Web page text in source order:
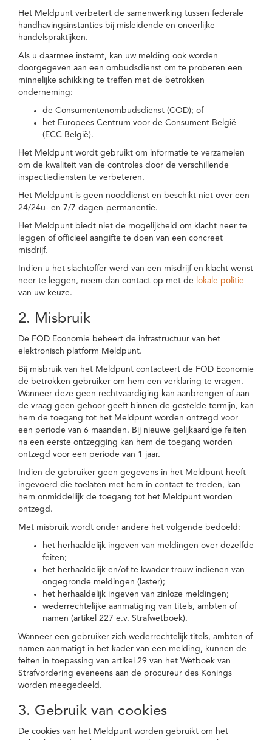
Het Meldpunt verbetert de samenwerking tussen federale
handhavingsinstanties bij misleidende en oneerlijke
handelspraktijken.
Als u daarmee instemt, kan uw melding ook worden
doorgegeven aan een ombudsdienst om te proberen een
minnelijke schikking te treffen met de betrokken
onderneming:
de Consumentenombudsdienst (COD); of
het Europees Centrum voor de Consument België
(ECC België).
Het Meldpunt wordt gebruikt om informatie te verzamelen
om de kwaliteit van de controles door de verschillende
inspectiediensten te verbeteren.
Het Meldpunt is geen nooddienst en beschikt niet over een
24/24u- en 7/7 dagen-permanentie.
Het Meldpunt biedt niet de mogelijkheid om klacht neer te
leggen of officieel aangifte te doen van een concreet
misdrijf.
Indien u het slachtoffer werd van een misdrijf en klacht wenst
neer te leggen, neem dan contact op met de lokale politie
van uw keuze.
2. Misbruik
De FOD Economie beheert de infrastructuur van het
elektronisch platform Meldpunt.
Bij misbruik van het Meldpunt contacteert de FOD Economie
de betrokken gebruiker om hem een verklaring te vragen.
Wanneer deze geen rechtvaardiging kan aanbrengen of aan
de vraag geen gehoor geeft binnen de gestelde termijn, kan
hem de toegang tot het Meldpunt worden ontzegd voor
een periode van 6 maanden. Bij nieuwe gelijkaardige feiten
na een eerste ontzegging kan hem de toegang worden
ontzegd voor een periode van 1 jaar.
Indien de gebruiker geen gegevens in het Meldpunt heeft
ingevoerd die toelaten met hem in contact te treden, kan
hem onmiddellijk de toegang tot het Meldpunt worden
ontzegd.
Met misbruik wordt onder andere het volgende bedoeld:
het herhaaldelijk ingeven van meldingen over dezelfde
feiten;
het herhaaldelijk en/of te kwader trouw indienen van
ongegronde meldingen (laster);
het herhaaldelijk ingeven van zinloze meldingen;
wederrechtelijke aanmatiging van titels, ambten of
namen (artikel 227 e.v. Strafwetboek).
Wanneer een gebruiker zich wederrechtelijk titels, ambten of
namen aanmatigt in het kader van een melding, kunnen de
feiten in toepassing van artikel 29 van het Wetboek van
Strafvordering eveneens aan de procureur des Konings
worden meegedeeld.
3. Gebruik van cookies
De cookies van het Meldpunt worden gebruikt om het